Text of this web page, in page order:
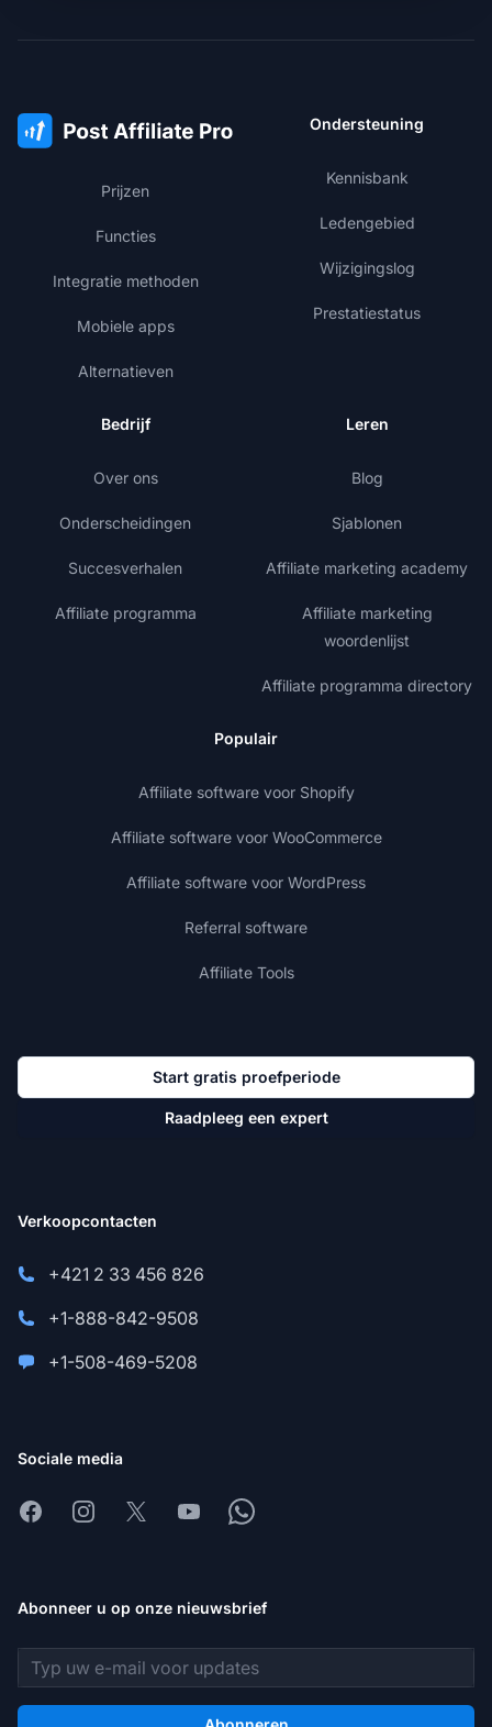
Prijzen
Functies
Integratie methoden
Mobiele apps
Alternatieven
Ondersteuning
Kennisbank
Ledengebied
Wijzigingslog
Prestatiestatus
Bedrijf
Over ons
Onderscheidingen
Succesverhalen
Affiliate programma
Leren
Blog
Sjablonen
Affiliate marketing academy
Affiliate marketing
woordenlijst
Affiliate programma directory
Populair
Affiliate software voor Shopify
Affiliate software voor WooCommerce
Affiliate software voor WordPress
Referral software
Affiliate Tools
Start gratis proefperiode
Raadpleeg een expert
Verkoopcontacten
+421 2 33 456 826
+1-888-842-9508
+1-508-469-5208
Sociale media
FacebookInstagram
X YoutubeWhatsapp
Abonneer u op onze nieuwsbrief
E-mailadres